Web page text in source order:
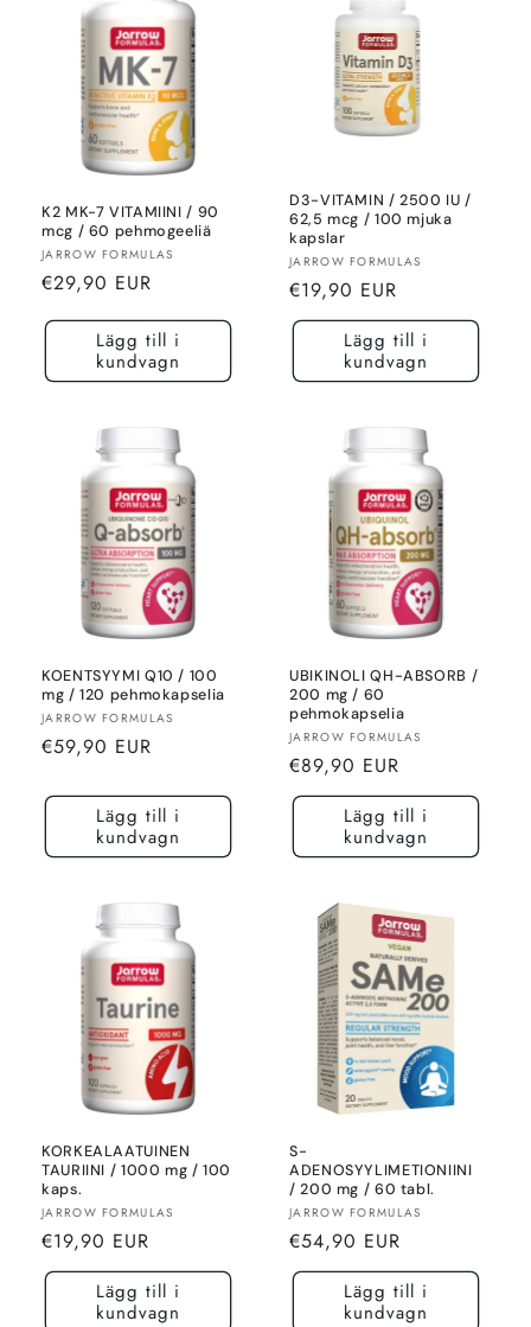
K2 MK-7 VITAMIINI / 90
mcg / 60 pehmogeeliä
Säljare:
JARROW FORMULAS
Normalt
€29,90 EUR
Lägg till i
kundvagn
D3-VITAMIN / 2500 IU /
62,5 mcg / 100 mjuka
kapslar
Säljare:
JARROW FORMULAS
Normalt
pris
€19,90 EUR
Lägg till i
kundvagn
KOENTSYYMI Q10 / 100
mg / 120 pehmokapselia
Säljare:
JARROW FORMULAS
Normalt
€59,90 EUR
Lägg till i
kundvagn
UBIKINOLI QH-ABSORB /
200 mg / 60
pehmokapselia
Säljare:
JARROW FORMULAS
Normalt
pris
€89,90 EUR
Lägg till i
kundvagn
KORKEALAATUINEN
TAURIINI / 1000 mg / 100
kaps.
Säljare:
JARROW FORMULAS
Normalt
pris
€19,90 EUR
Lägg till i
kundvagn
S-
ADENOSYYLIMETIONIINI
/ 200 mg / 60 tabl.
Säljare:
JARROW FORMULAS
Normalt
pris
€54,90 EUR
Lägg till i
kundvagn